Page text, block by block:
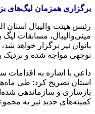
برگزاری همزمان لیگ‌های
رئیس هیئت والیبال استان
مینی‌والیبال، مسابقات لیگ
بانوان نیز برگزار خواهد
توجهی مواجه شده و نزدیک به ۴۰ تیم در آن حضور
داعی با اشاره به اقدامات
استان تصریح کرد: طی
بازسازی و سازماندهی
کمیته‌های جدید نیز به